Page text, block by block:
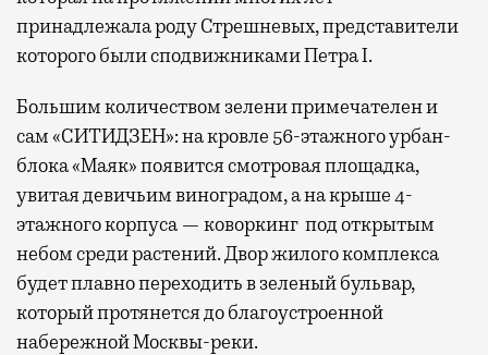
принадлежала роду Стрешневых, представители
которого были сподвижниками Петра I.
Большим количеством зелени примечателен и
сам «СИТИДЗЕН»: на кровле 56-этажного урбан-
блока «Маяк» появится смотровая площадка,
увитая девичьим виноградом, а на крыше 4-
этажного корпуса — коворкинг под открытым
небом среди растений. Двор жилого комплекса
будет плавно переходить в зеленый бульвар,
который протянется до благоустроенной
набережной Москвы-реки.